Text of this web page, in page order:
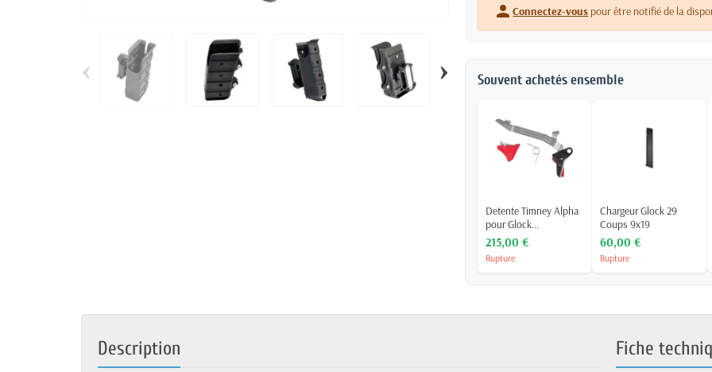
‹ ›
personConnectez-vous pour être notifié de la
Souvent achetés ensemble
Detente Timney Alpha
pour Glock...
215,00 €
Rupture
Chargeur Glock 29
Coups 9x19
60,00 €
Rupture
Description Fiche